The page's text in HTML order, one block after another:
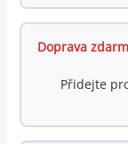
Doprava
Přidejte